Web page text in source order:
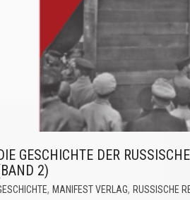
GESCHICHTE DER
2)
, MANIFEST VERLAG, RUSSISCHE